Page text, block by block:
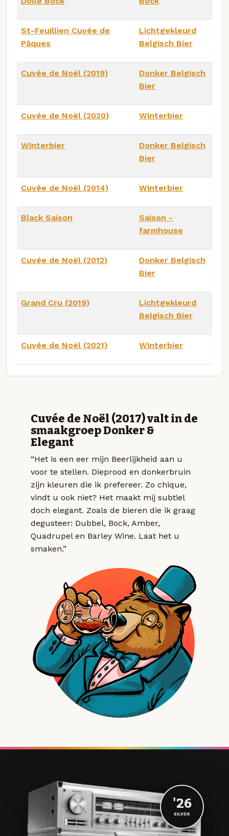
St-Feuillien Cuvée de
Pâques
Lichtgekleurd
Belgisch Bier
Cuvée de Noël (2019)
Donker Belgisch
Bier
Cuvée de Noël (2020) Winterbier
Winterbier
Donker Belgisch
Bier
Cuvée de Noël (2014) Winterbier
Black Saison
Saison -
farmhouse
Cuvée de Noël (2012)
Donker Belgisch
Bier
Grand Cru (2019)
Lichtgekleurd
Belgisch Bier
Cuvée de Noël (2021) Winterbier
Cuvée de Noël (2017) valt in de
smaakgroep Donker &
Elegant
“Het is een eer mijn Beerlijkheid aan u
voor te stellen. Dieprood en donkerbruin
zijn kleuren die ik prefereer. Zo chique,
vindt u ook niet? Het maakt mij subtiel
doch elegant. Zoals de bieren die ik graag
degusteer: Dubbel, Bock, Amber,
Quadrupel en Barley Wine. Laat het u
smaken.”
'26
SILVER